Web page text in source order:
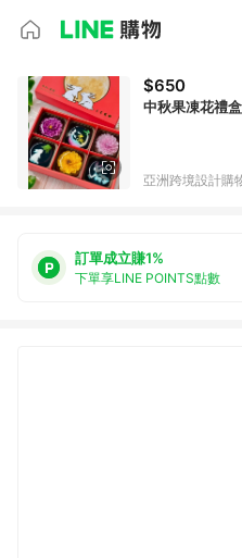
$650
中秋果凍花禮盒
亞洲跨境設計購
訂單成立賺1%
下單享LINE POINTS點數